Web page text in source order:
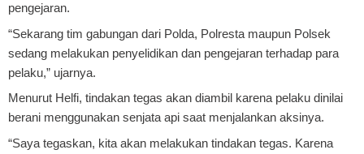
pengejaran.
“Sekarang tim gabungan dari Polda, Polresta maupun Polsek
sedang melakukan penyelidikan dan pengejaran terhadap para
pelaku,” ujarnya.
Menurut Helfi, tindakan tegas akan diambil karena pelaku dinilai
berani menggunakan senjata api saat menjalankan aksinya.
“Saya tegaskan, kita akan melakukan tindakan tegas. Karena